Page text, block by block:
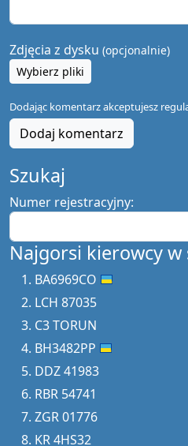
Zdjęcia z dysku (opcjonalnie)
Wybierz pliki
Dodając komentarz akceptujesz
Dodaj komentarz
Szukaj
Numer rejestracyjny:
Najgorsi kierowcy
BA6969CO
LCH 87035
C3 TORUN
BH3482PP
DDZ 41983
RBR 54741
ZGR 01776
KR 4HS32